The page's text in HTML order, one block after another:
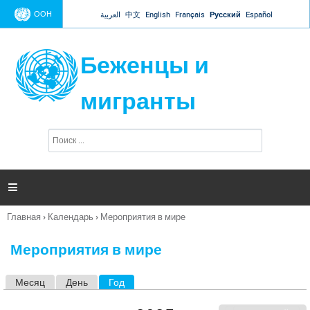
Jump to navigation
ООН العربية 中文 English Français Русский Español
Беженцы и
мигранты
п
и

Вы
Главная › Календарь › Мероприятия в мире
Мероприятия в мире
Месяц День Год